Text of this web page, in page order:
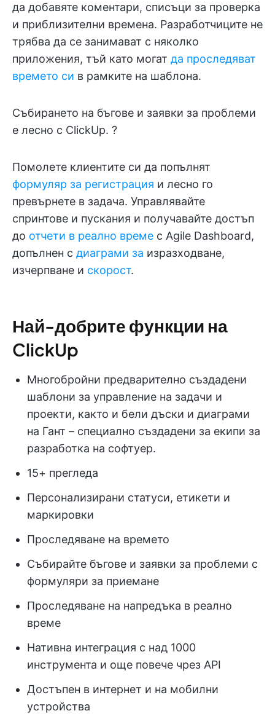
да добавяте коментари, списъци за проверка
и приблизителни времена. Разработчиците не
трябва да се занимават с няколко
приложения, тъй като могат да проследяват
времето си в рамките на шаблона.
Събирането на бъгове и заявки за проблеми
е лесно с ClickUp. ?
Помолете клиентите си да попълнят
формуляр за регистрация и лесно го
превърнете в задача. Управлявайте
спринтове и пускания и получавайте достъп
до отчети в реално време с Agile Dashboard,
допълнен с диаграми за изразходване,
изчерпване и скорост.
Най-добрите функции на
ClickUp
Многобройни предварително създадени
шаблони за управление на задачи и
проекти, както и бели дъски и диаграми
на Гант – специално създадени за екипи за
разработка на софтуер.
15+ прегледа
Персонализирани статуси, етикети и
маркировки
Проследяване на времето
Събирайте бъгове и заявки за проблеми с
формуляри за приемане
Проследяване на напредъка в реално
време
Нативна интеграция с над 1000
инструмента и още повече чрез API
Достъпен в интернет и на мобилни
устройства